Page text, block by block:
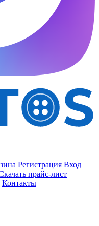
Регистрация Вход
прайс-лист
Контакты